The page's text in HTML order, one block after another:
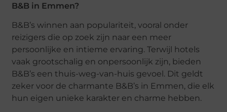
B&B in Emmen?
B&B’s winnen aan populariteit, vooral onder
reizigers die op zoek zijn naar een meer
persoonlijke en intieme ervaring. Terwijl hotels
vaak grootschalig en onpersoonlijk zijn, bieden
B&B’s een thuis-weg-van-huis gevoel. Dit geldt
zeker voor de charmante B&B’s in Emmen, die elk
hun eigen unieke karakter en charme hebben.